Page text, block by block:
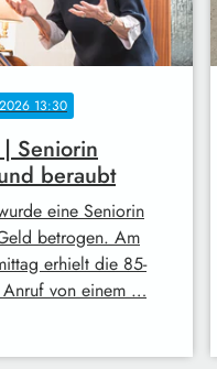
13:30
Seniorin
beraubt
eine Seniorin
betrogen. Am
erhielt die 85-
Anruf von einem …